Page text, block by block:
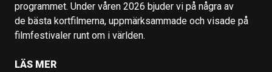
programmet. Under våren 2026 bjuder vi på några av
de bästa kortfilmerna, uppmärksammade och visade på
filmfestivaler runt om i världen.
LÄS MER